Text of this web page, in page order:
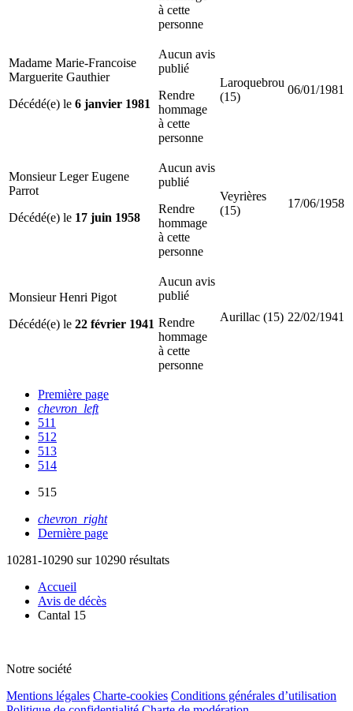
à cette
personne
Madame Marie-Francoise
Marguerite Gauthier
Décédé(e) le 6 janvier 1981
Aucun avis
publié
Rendre
hommage
à cette
personne
Laroquebrou
(15)
06/01/1981
Monsieur Leger Eugene
Parrot
Décédé(e) le 17 juin 1958
Aucun avis
publié
Rendre
hommage
à cette
personne
Veyrières
(15)
17/06/1958
Monsieur Henri Pigot
Décédé(e) le 22 février 1941
Aucun avis
publié
Rendre
hommage
à cette
personne
Aurillac (15) 22/02/1941
Première page
chevron_left
511
512
513
514
515
chevron_right
Dernière page
10281-10290 sur 10290 résultats
Accueil
Avis de décès
Cantal 15
Notre société
Mentions légales Charte-cookies Conditions générales d’utilisation